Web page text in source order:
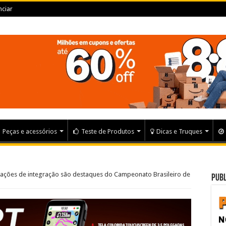
Peças e acessórios Teste de Produtos Dicas e Truques
de integração são destaques do Campeonato Brasileiro de